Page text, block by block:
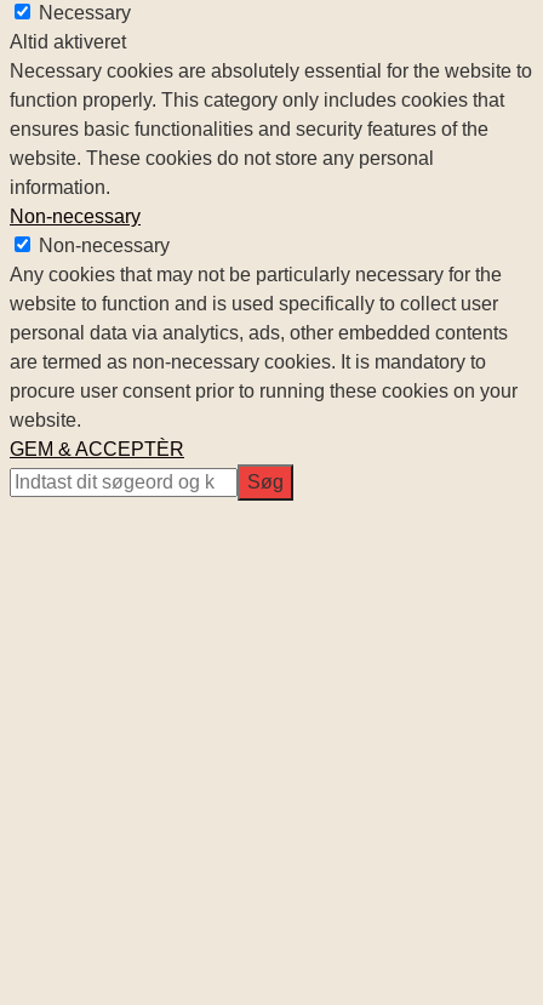
Necessary
Altid aktiveret
Necessary cookies are absolutely essential for the website to
function properly. This category only includes cookies that
ensures basic functionalities and security features of the
website. These cookies do not store any personal
information.
Non-necessary
Non-necessary
Any cookies that may not be particularly necessary for the
website to function and is used specifically to collect user
personal data via analytics, ads, other embedded contents
are termed as non-necessary cookies. It is mandatory to
procure user consent prior to running these cookies on your
website.
GEM & ACCEPTÈR